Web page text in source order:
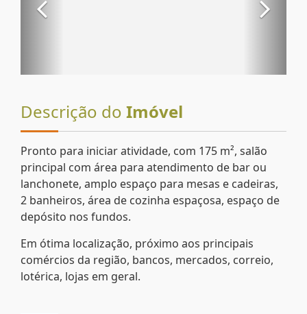
Descrição do Imóvel
Pronto para iniciar atividade, com 175 m², salão
principal com área para atendimento de bar ou
lanchonete, amplo espaço para mesas e cadeiras,
2 banheiros, área de cozinha espaçosa, espaço de
depósito nos fundos.
Em ótima localização, próximo aos principais
comércios da região, bancos, mercados, correio,
lotérica, lojas em geral.